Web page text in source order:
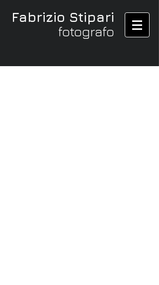
Fabrizio Stipari
fotografo